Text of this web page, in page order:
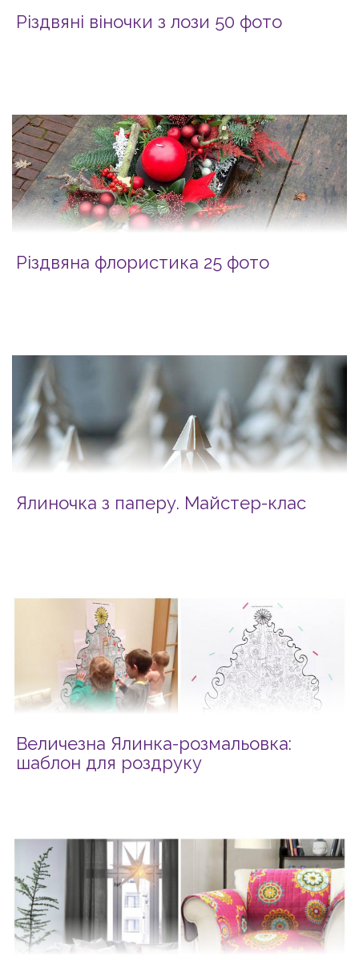
Різдвяні віночки з лози 50 фото
Різдвяна флористика 25 фото
Ялиночка з паперу. Майстер-клас
Величезна Ялинка-розмальовка:
шаблон для роздруку